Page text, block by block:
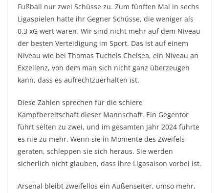
Fußball nur zwei Schüsse zu. Zum fünften Mal in sechs
Ligaspielen hatte ihr Gegner Schüsse, die weniger als
0,3 xG wert waren. Wir sind nicht mehr auf dem Niveau
der besten Verteidigung im Sport. Das ist auf einem
Niveau wie bei Thomas Tuchels Chelsea, ein Niveau an
Exzellenz, von dem man sich nicht ganz überzeugen
kann, dass es aufrechtzuerhalten ist.
Diese Zahlen sprechen für die schiere
Kampfbereitschaft dieser Mannschaft. Ein Gegentor
führt selten zu zwei, und im gesamten Jahr 2024 führte
es nie zu mehr. Wenn sie in Momente des Zweifels
geraten, schleppen sie sich heraus. Sie werden
sicherlich nicht glauben, dass ihre Ligasaison vorbei ist.
Arsenal bleibt zweifellos ein Außenseiter, umso mehr,